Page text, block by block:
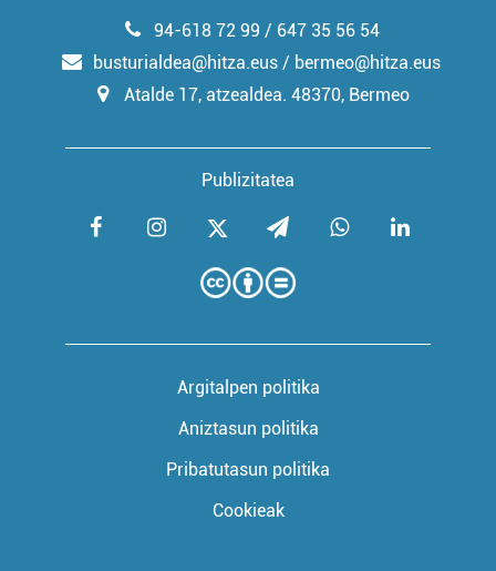
Publizitatea
94-618 72 99 / 647 35 56 54
busturialdea@hitza.eus / bermeo@hitza.eus
Atalde 17, atzealdea. 48370, Bermeo
Argitalpen politika
Aniztasun politika
Pribatutasun politika
Cookieak